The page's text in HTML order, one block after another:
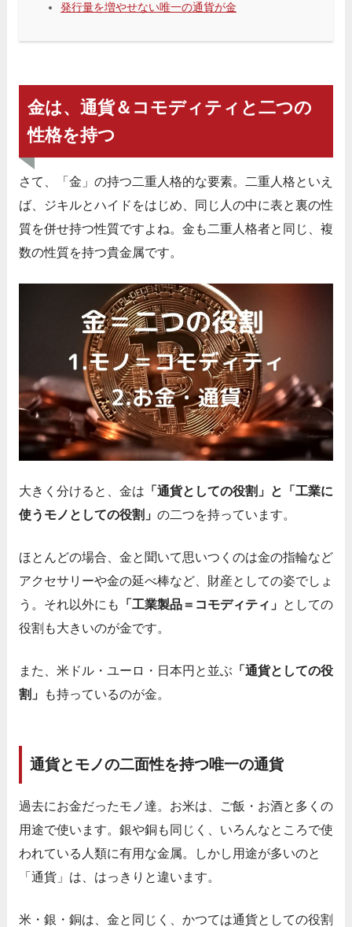
発行量を増やせない唯一の通貨が金
金は、通貨＆コモディティと二つの
性格を持つ
さて、「金」の持つ二重人格的な要素。二重人格といえ
ば、ジキルとハイドをはじめ、同じ人の中に表と裏の性
質を併せ持つ性質ですよね。金も二重人格者と同じ、複
数の性質を持つ貴金属です。
大きく分けると、金は 「通貨としての役割」と「工業に
使うモノとしての役割」 の二つを持っています。
ほとんどの場合、金と聞いて思いつくのは金の指輪など
アクセサリーや金の延べ棒など、財産としての姿でしょ
う。それ以外にも
「工業製品＝コモディティ」 としての
役割も大きいのが金です。
また、米ドル・ユーロ・日本円と並ぶ 「通貨としての役
割」
も持っているのが金。
通貨とモノの二面性を持つ唯一の通貨
過去にお金だったモノ達。お米は、ご飯・お酒と多くの
用途で使います。銀や銅も同じく、いろんなところで使
われている人類に有用な金属。しかし用途が多いのと
「通貨」は、はっきりと違います。
米・銀・銅は、金と同じく、かつては通貨としての役割